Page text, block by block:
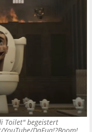
Toilet" begeistert